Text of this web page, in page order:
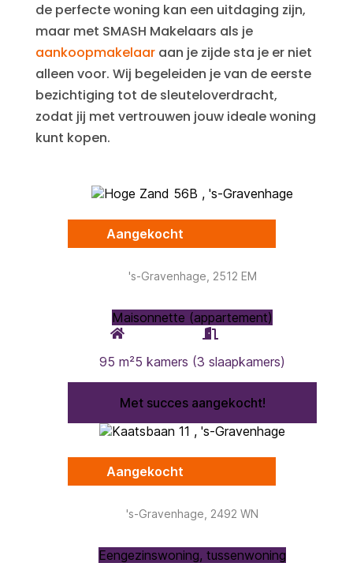
de perfecte woning kan een uitdaging zijn,
maar met SMASH Makelaars als je
aankoopmakelaaraan je zijde sta je er niet
alleen voor. Wij begeleiden je van de eerste
bezichtiging tot de sleuteloverdracht,
zodat jij met vertrouwen jouw ideale woning
kunt kopen.